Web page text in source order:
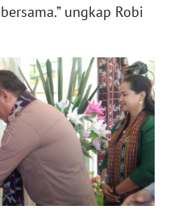
ungkap Robi